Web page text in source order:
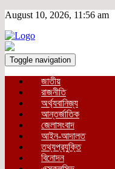
August 10, 2026, 11:56 am
Toggle navigation
জাতীয়
রাজনীতি
অর্থ্যবানিজ্য
আন্তর্জাতিক
জেলাসংবাদ
আইন-আদালত
তথ্যপ্রযুক্তি
বিনোদন